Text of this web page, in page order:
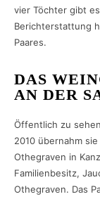
vier Töchter gibt
Berichterstattung
Paares.
DAS
AN DER
Öffentlich zu
2010 übernahm
Othegraven in
Familienbesitz,
Othegraven. Das